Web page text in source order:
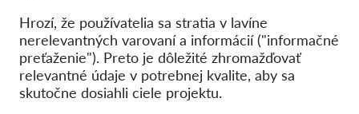
Hrozí, že používatelia sa stratia v lavíne
nerelevantných varovaní a informácií ("informačné
preťaženie"). Preto je dôležité zhromažďovať
relevantné údaje v potrebnej kvalite, aby sa
skutočne dosiahli ciele projektu.